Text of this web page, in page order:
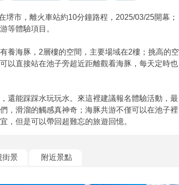
市，離火車站約10分鐘路程，2025/03/25開幕；
等體驗項目。
養海豚，2層樓的空間，主要場域在2樓；挑高的空
以直接站在池子旁超近距離觀看海豚，每天定時也
還能踩踩水玩玩水。來這裡建議報名體驗活動，最
，滑溜的觸感真神奇；海豚共游不僅可以在池子裡
，但是可以帶回超難忘的旅遊回憶。
街景 附近景點